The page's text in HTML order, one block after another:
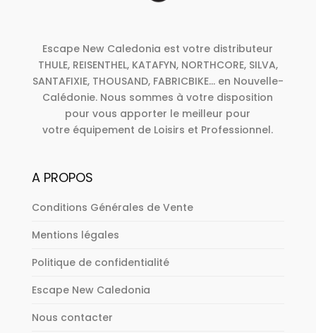
Escape New Caledonia est votre distributeur
THULE, REISENTHEL, KATAFYN, NORTHCORE, SILVA,
SANTAFIXIE, THOUSAND, FABRICBIKE... en Nouvelle-
Calédonie. Nous sommes à votre disposition
pour vous apporter le meilleur pour
votre équipement de Loisirs et Professionnel.
A PROPOS
Conditions Générales de Vente
Mentions légales
Politique de confidentialité
Escape New Caledonia
Nous contacter